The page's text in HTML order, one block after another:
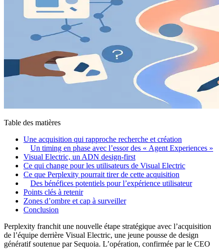
Table des matières
Une acquisition qui rapproche recherche et création
Un timing en phase avec l’essor des « Agent Experiences »
Visual Electric, un ADN design-first
Ce qui change pour les utilisateurs de Visual Electric
Ce que Perplexity pourrait tirer de cette acquisition
Des bénéfices potentiels pour l’expérience utilisateur
Points clés à retenir
Zones d’ombre et cap à surveiller
Conclusion
Perplexity franchit une nouvelle étape stratégique avec l’acquisition
de l’équipe derrière Visual Electric, une jeune pousse de design
génératif soutenue par Sequoia. L’opération, confirmée par le CEO